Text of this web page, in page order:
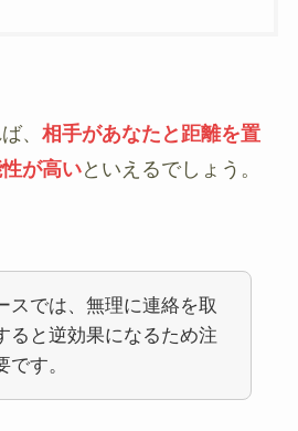
、 相手があなたと距離を置
が高いといえるでしょう。
スでは、無理に連絡を取
ると逆効果になるため注
です。